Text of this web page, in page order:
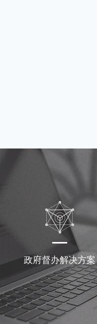
政府督办解决方案